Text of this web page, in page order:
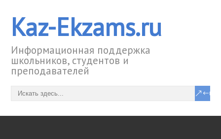
Kaz-Ekzams.ru
Информационная поддержка
школьников, студентов и
преподавателей